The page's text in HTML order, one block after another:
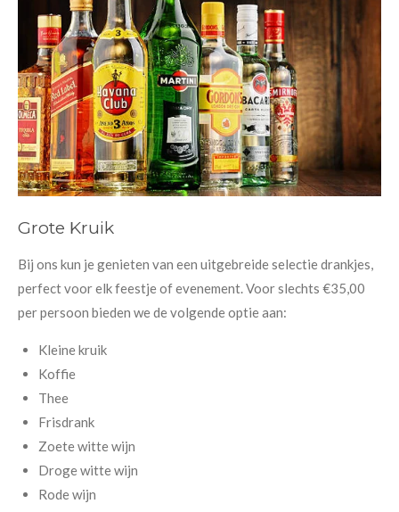
Grote Kruik
Bij ons kun je genieten van een uitgebreide selectie drankjes,
perfect voor elk feestje of evenement. Voor slechts €35,00
per persoon bieden we de volgende optie aan:
Kleine kruik
Koffie
Thee
Frisdrank
Zoete witte wijn
Droge witte wijn
Rode wijn